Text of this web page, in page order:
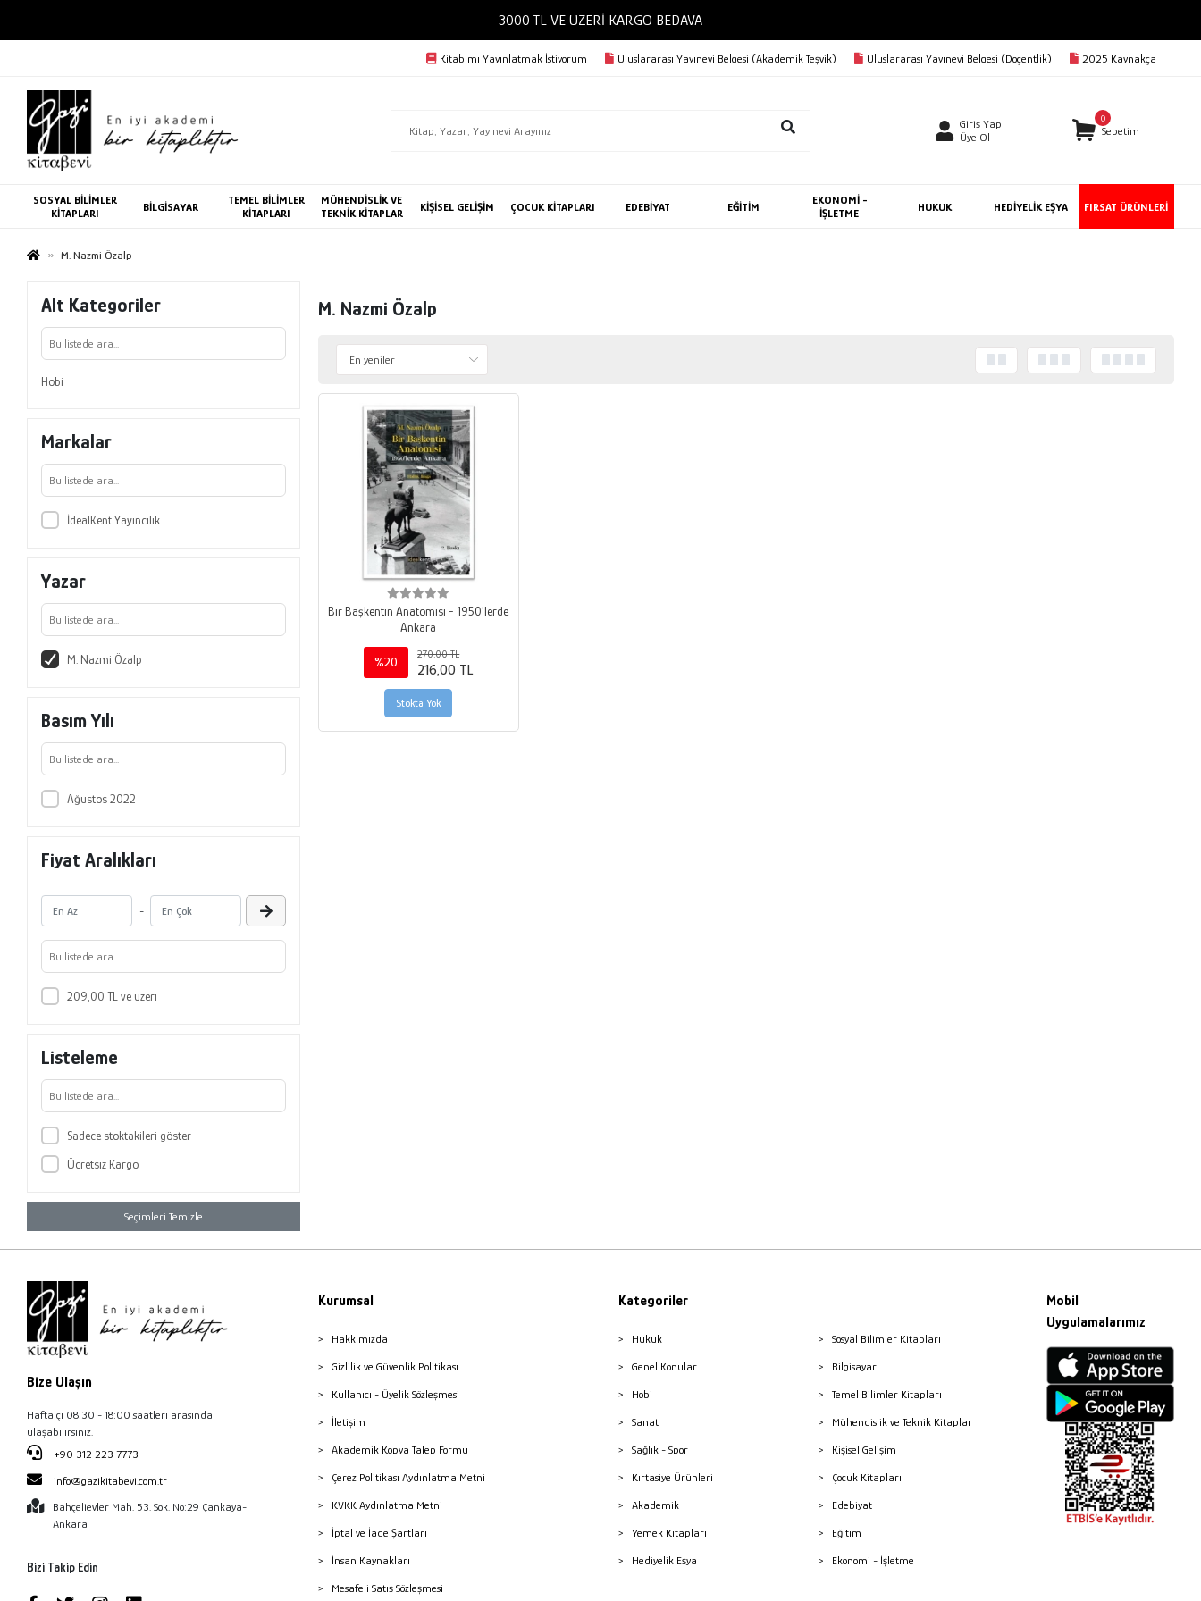
3000 TL VE ÜZERİ KARGO BEDAVA
Kitabımı Yayınlatmak İstiyorum Uluslararası Yayınevi Belgesi (Akademik Teşvik) Uluslararası Yayınevi Belgesi (Doçentlik) 2025 Kaynakça
Giriş Yap
Üye Ol
0
Sepetim
SOSYAL BİLİMLER
KİTAPLARI
BİLGİSAYAR
TEMEL BİLİMLER
KİTAPLARI
MÜHENDİSLİK VE
TEKNİK KİTAPLAR
KİŞİSEL GELİŞİM ÇOCUK KİTAPLARI EDEBİYAT EĞİTİM
EKONOMİ -
İŞLETME
HUKUK HEDİYELİK EŞYA FIRSAT ÜRÜNLERİ
M. Nazmi Özalp
Alt Kategoriler
Hobi
Markalar
İdealKent Yayıncılık
Yazar
M. Nazmi Özalp
Basım Yılı
Ağustos 2022
Fiyat Aralıkları
-
209,00 TL ve üzeri
Listeleme
Sadece stoktakileri göster
Ücretsiz Kargo
Seçimleri Temizle
M. Nazmi Özalp
Bir Başkentin Anatomisi - 1950'lerde
Ankara
%20
270,00 TL
216,00 TL
Stokta Yok
Bize Ulaşın
Haftaiçi 08:30 - 18:00 saatleri arasında
ulaşabilirsiniz.
+90 312 223 7773
info@gazikitabevi.com.tr
Bahçelievler Mah. 53. Sok. No:29 Çankaya-
Ankara
Bizi Takip Edin
Kurumsal
Hakkımızda
Gizlilik ve Güvenlik Politikası
Kullanıcı - Üyelik Sözleşmesi
İletişim
Akademik Kopya Talep Formu
Çerez Politikası Aydınlatma Metni
KVKK Aydınlatma Metni
İptal ve İade Şartları
İnsan Kaynakları
Mesafeli Satış Sözleşmesi
Kategoriler
Hukuk
Genel Konular
Hobi
Sanat
Sağlık - Spor
Kırtasiye Ürünleri
Akademik
Yemek Kitapları
Hediyelik Eşya
Sosyal Bilimler Kitapları
Bilgisayar
Temel Bilimler Kitapları
Mühendislik ve Teknik Kitaplar
Kişisel Gelişim
Çocuk Kitapları
Edebiyat
Eğitim
Ekonomi - İşletme
Mobil
Uygulamalarımız